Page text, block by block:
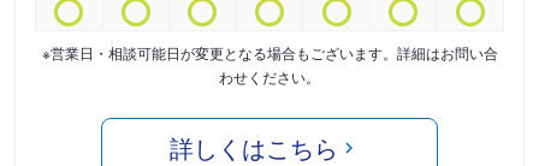
※営業日・相談可能日が変更となる場合もございます。詳細はお問い合
わせください。
詳しくはこちら